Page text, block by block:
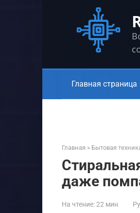
Главная страница
Главная » Бытовая
даже
На чтение:22 мин